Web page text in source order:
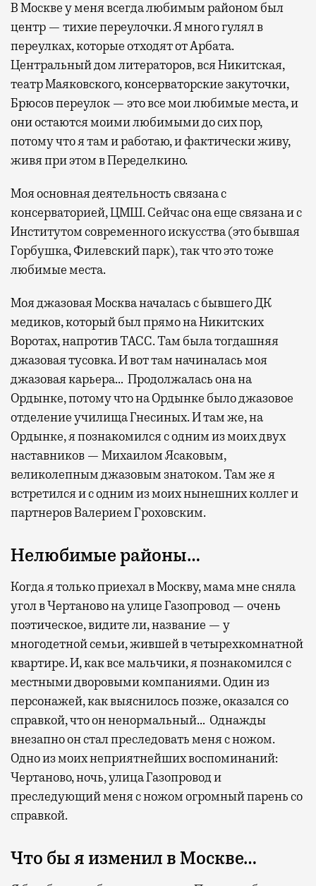
В Москве у меня всегда любимым районом был
центр — тихие переулочки. Я много гулял в
переулках, которые отходят от Арбата.
Центральный дом литераторов, вся Никитская,
театр Маяковского, консерваторские закуточки,
Брюсов переулок — это все мои любимые места, и
они остаются моими любимыми до сих пор,
потому что я там и работаю, и фактически живу,
живя при этом в Переделкино.
Моя основная деятельность связана с
консерваторией, ЦМШ. Сейчас она еще связана и с
Институтом современного искусства (это бывшая
Горбушка, Филевский парк), так что это тоже
любимые места.
Моя джазовая Москва началась с бывшего ДК
медиков, который был прямо на Никитских
Воротах, напротив ТАСС. Там была тогдашняя
джазовая тусовка. И вот там начиналась моя
джазовая карьера… Продолжалась она на
Ордынке, потому что на Ордынке было джазовое
отделение училища Гнесиных. И там же, на
Ордынке, я познакомился с одним из моих двух
наставников — Михаилом Ясаковым,
великолепным джазовым знатоком. Там же я
встретился и с одним из моих нынешних коллег и
партнеров Валерием Гроховским.
Нелюбимые районы…
Когда я только приехал в Москву, мама мне сняла
угол в Чертаново на улице Газопровод — очень
поэтическое, видите ли, название — у
многодетной семьи, жившей в четырехкомнатной
квартире. И, как все мальчики, я познакомился с
местными дворовыми компаниями. Один из
персонажей, как выяснилось позже, оказался со
справкой, что он ненормальный… Однажды
внезапно он стал преследовать меня с ножом.
Одно из моих неприятнейших воспоминаний:
Чертаново, ночь, улица Газопровод и
преследующий меня с ножом огромный парень со
справкой.
Что бы я изменил в Москве…